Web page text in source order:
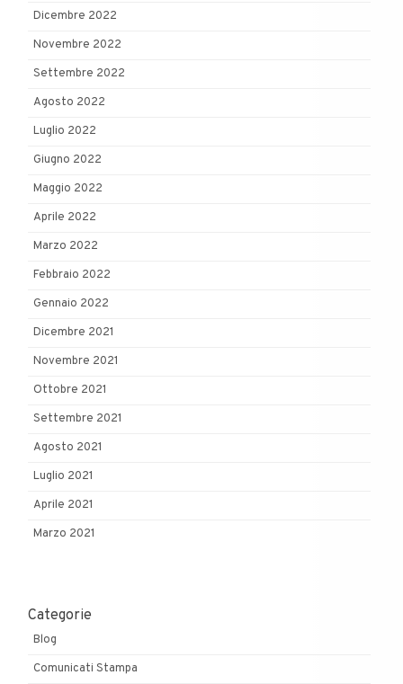
Dicembre 2022
Novembre 2022
Settembre 2022
Agosto 2022
Luglio 2022
Giugno 2022
Maggio 2022
Aprile 2022
Marzo 2022
Febbraio 2022
Gennaio 2022
Dicembre 2021
Novembre 2021
Ottobre 2021
Settembre 2021
Agosto 2021
Luglio 2021
Aprile 2021
Marzo 2021
Categorie
Blog
Comunicati Stampa